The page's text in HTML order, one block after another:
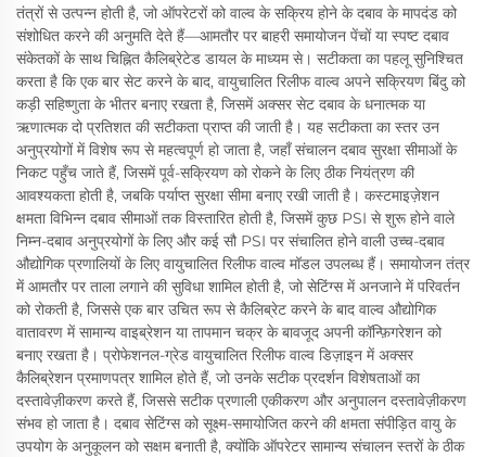
तंत्रों से उत्पन्न होती है, जो ऑपरेटरों को वाल्व के सक्रिय होने के दबाव के मापदंड को
संशोधित करने की अनुमति देते हैं—आमतौर पर बाहरी समायोजन पेंचों या स्पष्ट दबाव
संकेतकों के साथ चिह्नित कैलिब्रेटेड डायल के माध्यम से। सटीकता का पहलू सुनिश्चित
करता है कि एक बार सेट करने के बाद, वायुचालित रिलीफ वाल्व अपने सक्रियण बिंदु को
कड़ी सहिष्णुता के भीतर बनाए रखता है, जिसमें अक्सर सेट दबाव के धनात्मक या
ऋणात्मक दो प्रतिशत की सटीकता प्राप्त की जाती है। यह सटीकता का स्तर उन
अनुप्रयोगों में विशेष रूप से महत्वपूर्ण हो जाता है, जहाँ संचालन दबाव सुरक्षा सीमाओं के
निकट पहुँच जाते हैं, जिसमें पूर्व-सक्रियण को रोकने के लिए ठीक नियंत्रण की
आवश्यकता होती है, जबकि पर्याप्त सुरक्षा सीमा बनाए रखी जाती है। कस्टमाइज़ेशन
क्षमता विभिन्न दबाव सीमाओं तक विस्तारित होती है, जिसमें कुछ PSI से शुरू होने वाले
निम्न-दबाव अनुप्रयोगों के लिए और कई सौ PSI पर संचालित होने वाली उच्च-दबाव
औद्योगिक प्रणालियों के लिए वायुचालित रिलीफ वाल्व मॉडल उपलब्ध हैं। समायोजन तंत्र
में आमतौर पर ताला लगाने की सुविधा शामिल होती है, जो सेटिंग्स में अनजाने में परिवर्तन
को रोकती है, जिससे एक बार उचित रूप से कैलिब्रेट करने के बाद वाल्व औद्योगिक
वातावरण में सामान्य वाइब्रेशन या तापमान चक्र के बावजूद अपनी कॉन्फ़िगरेशन को
बनाए रखता है। प्रोफेशनल-ग्रेड वायुचालित रिलीफ वाल्व डिज़ाइन में अक्सर
कैलिब्रेशन प्रमाणपत्र शामिल होते हैं, जो उनके सटीक प्रदर्शन विशेषताओं का
दस्तावेज़ीकरण करते हैं, जिससे सटीक प्रणाली एकीकरण और अनुपालन दस्तावेज़ीकरण
संभव हो जाता है। दबाव सेटिंग्स को सूक्ष्म-समायोजित करने की क्षमता संपीड़ित वायु के
उपयोग के अनुकूलन को सक्षम बनाती है, क्योंकि ऑपरेटर सामान्य संचालन स्तरों के ठीक